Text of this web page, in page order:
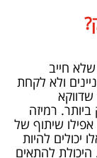
חייב
ולא לקחת
רמיזה
שיתוף של
להיות
להתאים